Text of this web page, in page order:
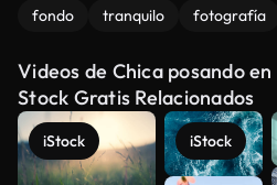
fondo tranquilo fotografía
Videos de Chica posando
Stock Gratis Relacionados
iStock iStock